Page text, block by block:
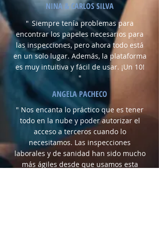
NINA & CARLOS SILVA
" Siempre tenía problemas para
encontrar los papeles necesarios para
las inspecciones, pero ahora todo está
en un solo lugar. Además, la plataforma
es muy intuitiva y fácil de usar. ¡Un 10!
"
ANGELA PACHECO
" Nos encanta lo práctico que es tener
todo en la nube y poder autorizar el
acceso a terceros cuando lo
necesitamos. Las inspecciones
laborales y de sanidad han sido mucho
más ágiles desde que usamos esta